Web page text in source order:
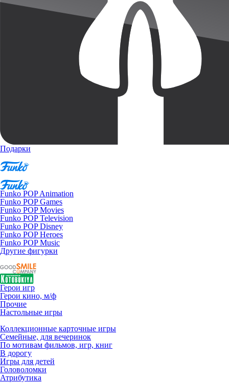
Подарки
Funko POP Animation
Funko POP Games
Funko POP Movies
Funko POP Television
Funko POP Disney
Funko POP Heroes
Funko POP Music
Другие фигурки
Герои игр
Герои кино, м/ф
Прочие
Настольные игры
Коллекционные карточные игры
Семейные, для вечеринок
По мотивам фильмов, игр, книг
В дорогу
Игры для детей
Головоломки
Атрибутика